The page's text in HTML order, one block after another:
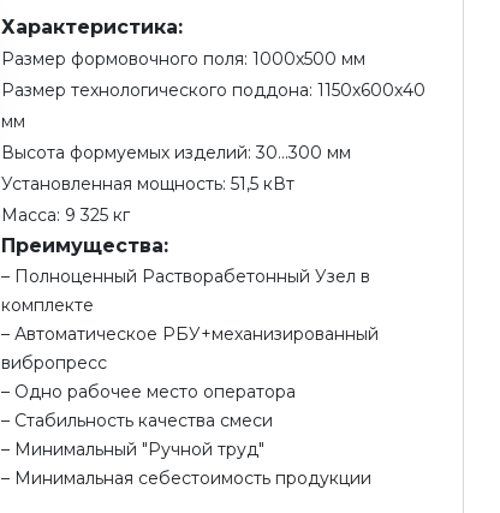
Характеристика:
Размер формовочного поля: 1000х500 мм
Размер технологического поддона: 1150х600х40
мм
Высота формуемых изделий: 30...300 мм
Установленная мощность: 51,5 кВт
Масса: 9 325 кг
Преимущества:
Полноценный Растворабетонный Узел в
комплекте
Автоматическое РБУ+механизированный
вибропресс
Одно рабочее место оператора
Стабильность качества смеси
Минимальный "Ручной труд"
Минимальная себестоимость продукции